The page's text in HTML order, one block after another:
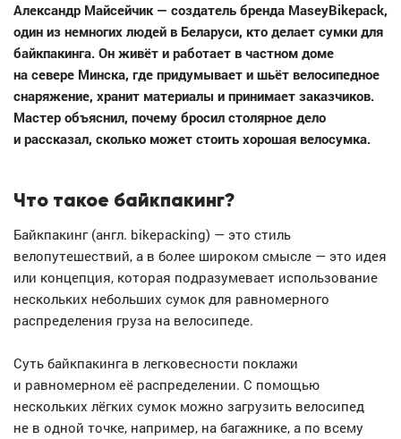
Александр Майсейчик — создатель бренда MaseyBikepack,
один из немногих людей в Беларуси, кто делает сумки для
байкпакинга. Он живёт и работает в частном доме
на севере Минска, где придумывает и шьёт велосипедное
снаряжение, хранит материалы и принимает заказчиков.
Мастер объяснил, почему бросил столярное дело
и рассказал, сколько может стоить хорошая велосумка.
Что такое байкпакинг?
Байкпакинг (англ. bikepacking) — это стиль
велопутешествий, а в более широком смысле — это идея
или концепция, которая подразумевает использование
нескольких небольших сумок для равномерного
распределения груза на велосипеде.
Суть байкпакинга в легковесности поклажи
и равномерном её распределении. С помощью
нескольких лёгких сумок можно загрузить велосипед
не в одной точке, например, на багажнике, а по всему